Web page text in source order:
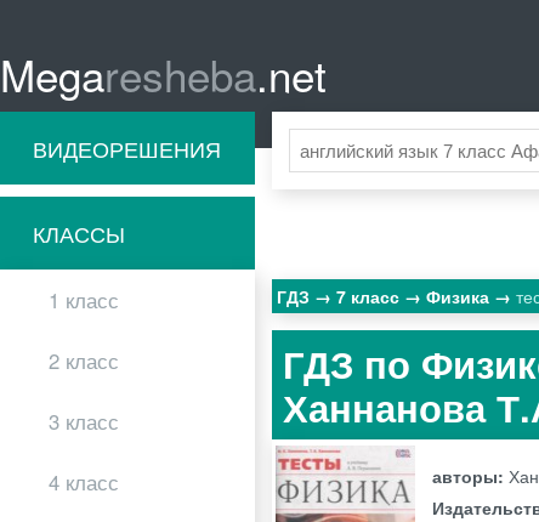
Megaresheba.net
ВИДЕОРЕШЕНИЯ
КЛАССЫ
1 класс
2 класс
3 класс
4 класс
ГДЗ 7 класс Физика
ГДЗ по
Ханнанова
авторы: